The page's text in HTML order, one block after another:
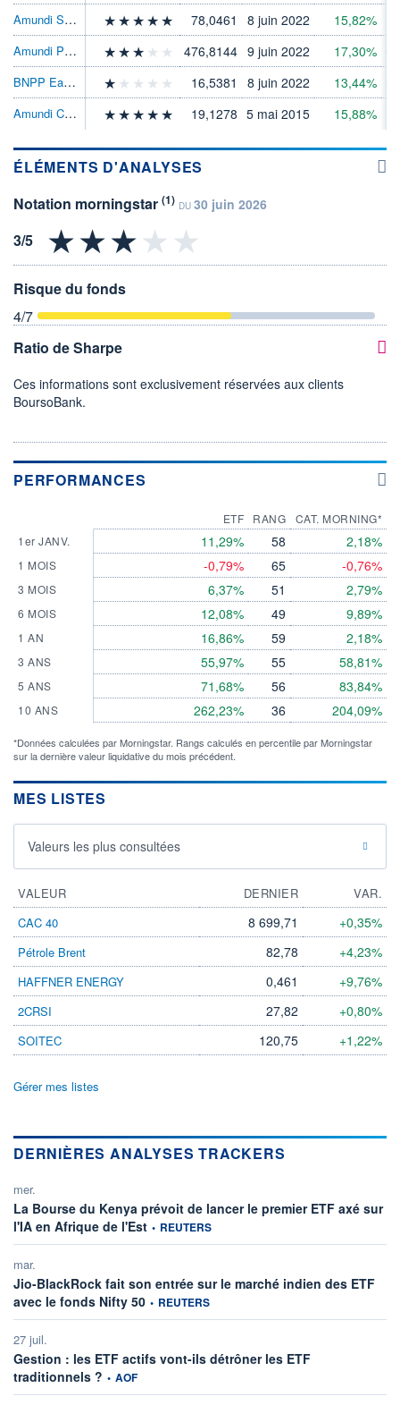
Amundi S&P 500 Swap ETF USD Acc 78,0461 8 juin 2022 15,82%
Amundi PEA MSCI USA ESG Sel ETF - EUR
476,8144 9 juin 2022 17,30%
BNPP Easy MSCI USA SRI PAB ETFDis
16,5381 8 juin 2022 13,44%
Amundi Core S&P 500 Swap ETF EUR Dist
19,1278 5 mai 2015 15,88%
ÉLÉMENTS D'ANALYSES
Notation morningstar (1) DU 30 juin 2026
Risque du fonds
4/7
Ratio de Sharpe
Ces informations sont exclusivement réservées aux clients
BoursoBank.
PERFORMANCES
1er JANV.
1 MOIS
3 MOIS
6 MOIS
1 AN
3 ANS
5 ANS
10 ANS
ETF
11,29%
-0,79%
6,37%
12,08%
16,86%
55,97%
71,68%
262,23%
RANG
58
65
51
49
59
55
56
36
CAT. MORNING*
2,18%
-0,76%
2,79%
9,89%
2,18%
58,81%
83,84%
204,09%
*Données calculées par Morningstar. Rangs calculés en percentile par Morningstar
sur la dernière valeur liquidative du mois précédent.
MES LISTES
Valeurs les plus consultées
VALEUR DERNIER
VAR.
CAC 40
8 699,71 +0,35%
Pétrole Brent 82,78 +4,23%
HAFFNER ENERGY 0,461 +9,76%
2CRSI 27,82 +0,80%
SOITEC 120,75 +1,22%
Gérer mes listes
DERNIÈRES ANALYSES TRACKERS
mer.
La Bourse du Kenya prévoit de lancer le premier ETF axé sur
l'IA en Afrique de l'Estinformation fournie par
• REUTERS
mar.
Jio-BlackRock fait son entrée sur le marché indien des ETF
avec le fonds Nifty 50information fournie par
• REUTERS
27 juil.
Gestion : les ETF actifs vont-ils détrôner les ETF
traditionnels ? information fournie par
• AOF